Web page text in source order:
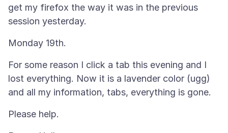
get my firefox the way it was in the previous
For some reason I click a tab this evening and I
lost everything. Now it is a lavender color (ugg)